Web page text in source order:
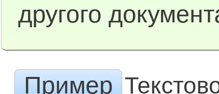
другого
Пример